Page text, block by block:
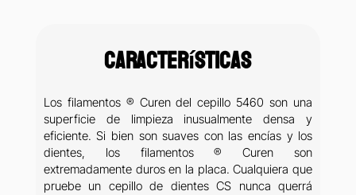
Características
Los filamentos ® Curen del cepillo 5460 son una
superficie de limpieza inusualmente densa y
eficiente. Si bien son suaves con las encías y los
dientes, los filamentos ® Curen son
extremadamente duros en la placa. Cualquiera que
pruebe un cepillo de dientes CS nunca querrá